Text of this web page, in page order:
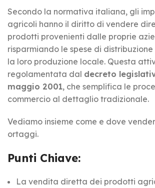
Secondo la normativa italiana, gli
agricoli hanno il diritto di vendere
prodotti provenienti dalle proprie
risparmiando le spese di
la loro produzione locale. Questa
regolamentata dal decreto
maggio 2001, che semplifica le
commercio al dettaglio tradizionale.
Vediamo insieme come e dove
ortaggi.
Punti Chiave:
La vendita diretta dei prodotti